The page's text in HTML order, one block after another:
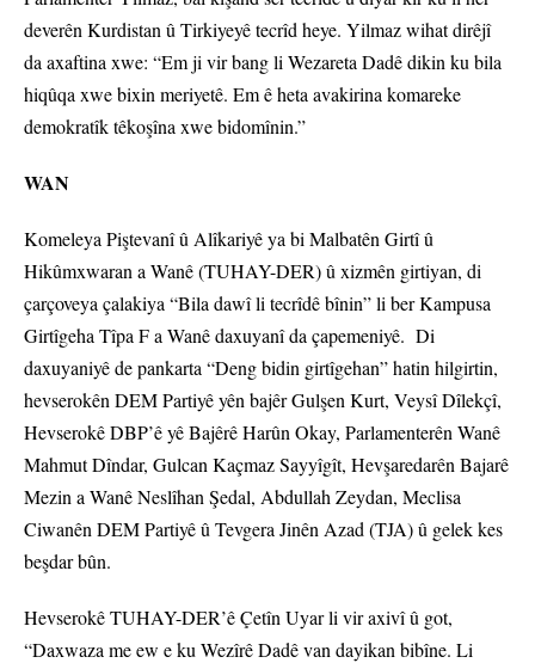
deverên Kurdistan û Tirkiyeyê tecrîd heye. Yilmaz wihat dirêjî
da axaftina xwe: “Em ji vir bang li Wezareta Dadê dikin ku bila
hiqûqa xwe bixin meriyetê. Em ê heta avakirina komareke
demokratîk têkoşîna xwe bidomînin.”
WAN
Komeleya Piştevanî û Alîkariyê ya bi Malbatên Girtî û
Hikûmxwaran a Wanê (TUHAY-DER) û xizmên girtiyan, di
çarçoveya çalakiya “Bila dawî li tecrîdê bînin” li ber Kampusa
Girtîgeha Tîpa F a Wanê daxuyanî da çapemeniyê. Di
daxuyaniyê de pankarta “Deng bidin girtîgehan” hatin hilgirtin,
hevserokên DEM Partiyê yên bajêr Gulşen Kurt, Veysî Dîlekçî,
Hevserokê DBP’ê yê Bajêrê Harûn Okay, Parlamenterên Wanê
Mahmut Dîndar, Gulcan Kaçmaz Sayyîgît, Hevşaredarên Bajarê
Mezin a Wanê Neslîhan Şedal, Abdullah Zeydan, Meclisa
Ciwanên DEM Partiyê û Tevgera Jinên Azad (TJA) û gelek kes
beşdar bûn.
Hevserokê TUHAY-DER’ê Çetîn Uyar li vir axivî û got,
“Daxwaza me ew e ku Wezîrê Dadê van dayikan bibîne. Li